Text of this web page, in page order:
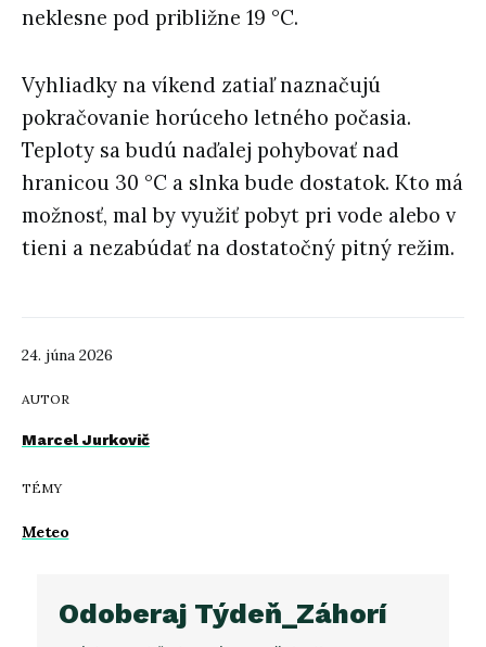
24. júna 2026
AUTOR
Marcel Jurkovič
TÉMY
Meteo
neklesne pod približne 19 °C.
Vyhliadky na víkend zatiaľ naznačujú
pokračovanie horúceho letného počasia.
Teploty sa budú naďalej pohybovať nad
hranicou 30 °C a slnka bude dostatok. Kto má
možnosť, mal by využiť pobyt pri vode alebo v
tieni a nezabúdať na dostatočný pitný režim.
Odoberaj Týdeň_Záhorí